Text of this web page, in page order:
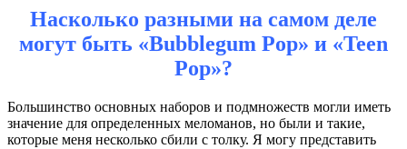
Насколько разными на самом деле
могут быть «Bubblegum Pop» и «Teen
Pop»?
Большинство основных наборов и подмножеств могли иметь
значение для определенных меломанов, но были и такие,
которые меня несколько сбили с толку. Я могу представить